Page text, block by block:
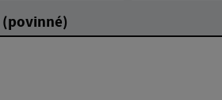
(povinné)